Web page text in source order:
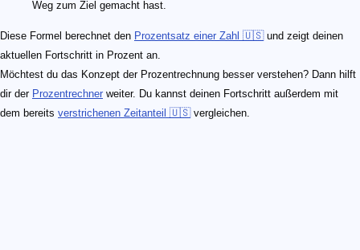
Weg zum Ziel gemacht hast.
Diese Formel berechnet den Prozentsatz einer Zahl 🇺🇸und zeigt deinen
aktuellen Fortschritt in Prozent an.
Möchtest du das Konzept der Prozentrechnung besser verstehen? Dann hilft
dir der Prozentrechner weiter. Du kannst deinen Fortschritt außerdem mit
dem bereits verstrichenen Zeitanteil 🇺🇸vergleichen.